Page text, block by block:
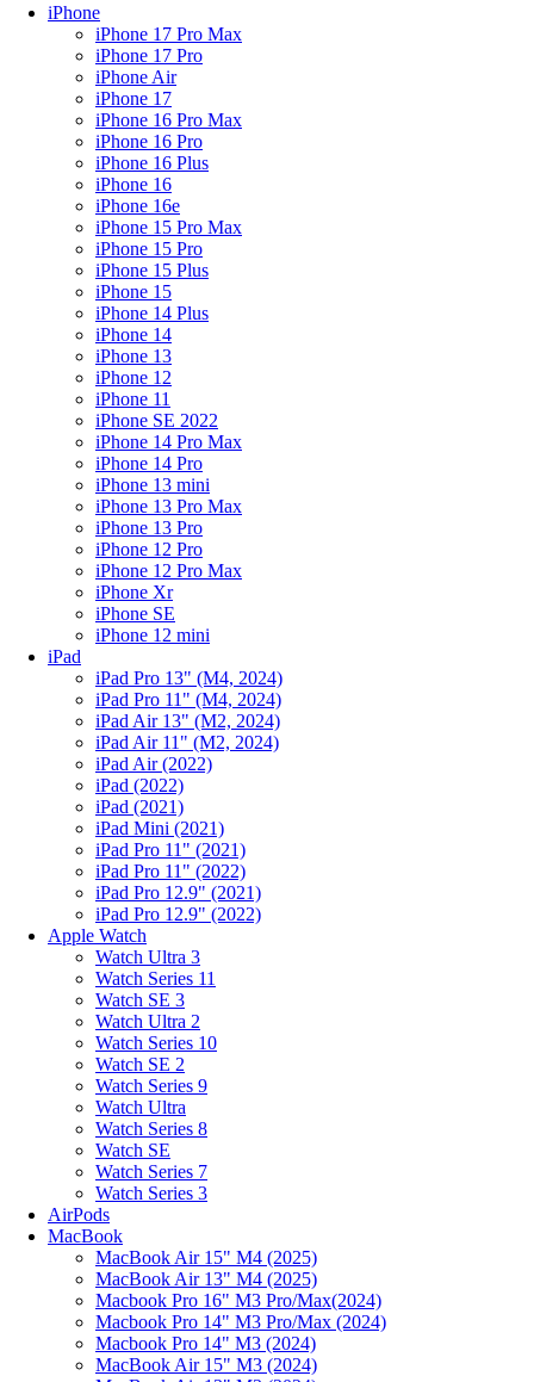
iPhone
iPhone 17 Pro Max
iPhone 17 Pro
iPhone Air
iPhone 17
iPhone 16 Pro Max
iPhone 16 Pro
iPhone 16 Plus
iPhone 16
iPhone 16e
iPhone 15 Pro Max
iPhone 15 Pro
iPhone 15 Plus
iPhone 15
iPhone 14 Plus
iPhone 14
iPhone 13
iPhone 12
iPhone 11
iPhone SE 2022
iPhone 14 Pro Max
iPhone 14 Pro
iPhone 13 mini
iPhone 13 Pro Max
iPhone 13 Pro
iPhone 12 Pro
iPhone 12 Pro Max
iPhone Xr
iPhone SE
iPhone 12 mini
iPad
iPad Pro 13" (M4, 2024)
iPad Pro 11" (M4, 2024)
iPad Air 13" (M2, 2024)
iPad Air 11" (M2, 2024)
iPad Air (2022)
iPad (2022)
iPad (2021)
iPad Mini (2021)
iPad Pro 11" (2021)
iPad Pro 11" (2022)
iPad Pro 12.9" (2021)
iPad Pro 12.9" (2022)
Apple Watch
Watch Ultra 3
Watch Series 11
Watch SE 3
Watch Ultra 2
Watch Series 10
Watch SE 2
Watch Series 9
Watch Ultra
Watch Series 8
Watch SE
Watch Series 7
Watch Series 3
AirPods
MacBook
MacBook Air 15" M4 (2025)
MacBook Air 13" M4 (2025)
Macbook Pro 16" M3 Pro/Max(2024)
Macbook Pro 14" M3 Pro/Max (2024)
Macbook Pro 14" M3 (2024)
MacBook Air 15" M3 (2024)